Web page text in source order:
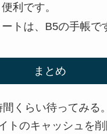
利です。
トは、B5の手帳で
まとめ
くらい待ってみる。
トのキャッシュを削